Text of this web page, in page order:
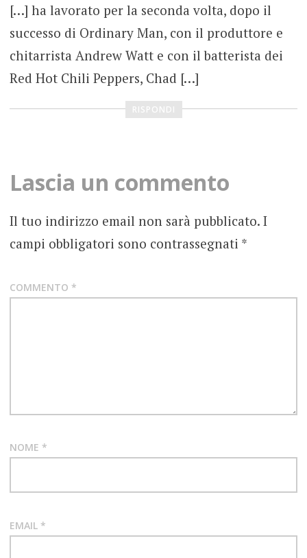
[…] ha lavorato per la seconda volta, dopo il
successo di Ordinary Man, con il produttore e
chitarrista Andrew Watt e con il batterista dei
Red Hot Chili Peppers, Chad […]
RISPONDI
Lascia un commento
Il tuo indirizzo email non sarà pubblicato. I
campi obbligatori sono contrassegnati *
COMMENTO *
NOME *
EMAIL *